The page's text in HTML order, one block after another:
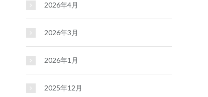
2026年4月
2026年3月
2026年1月
2025年12月